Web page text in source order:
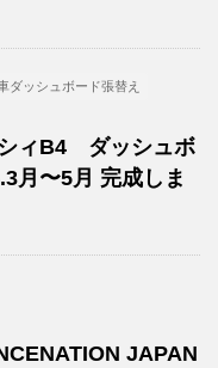
ダッシュボード張替え
ィB4 ダッシュボ
月〜5月 完成しま
JAPAN